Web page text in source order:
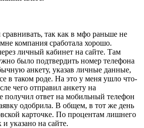
так как в мфо раньше не
компания сработала хорошо.
личный кабинет на сайте. Там
было подтвердить номер телефона
анкету, указав личные данные,
в таком роде. На это у меня ушло что-
чего отправил анкету на
получил ответ на мобильный телефон
одобрила. В общем, в тот же день
карточке. По процентам лишнего
указано на сайте.